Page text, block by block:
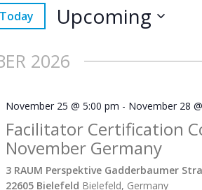
Today Upcoming
date.
2026
November 25 @ 5:00 pm - November 28
Facilitator Certification
November Germany
3 RAUM Perspektive Gadderbaumer
22605 Bielefeld Bielefeld, Germany